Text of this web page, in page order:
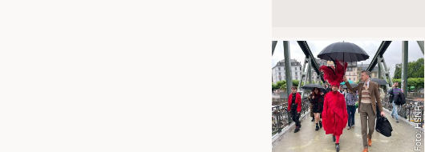
Foto: HSNR